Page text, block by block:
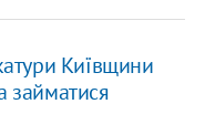
Київщини
займатися